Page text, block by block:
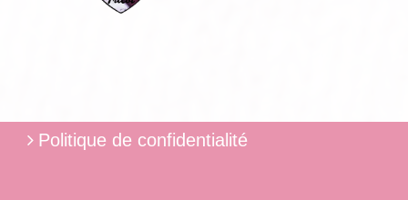
Politique de confidentialité